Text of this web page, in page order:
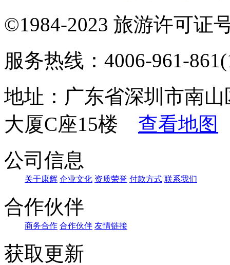
©1984-2023 旅游许可证
服务热线：4006-961-
地址：广东省深圳市南
大厦C座15楼 查看地图
公司信息
关于康辉 企业文化 资质荣誉 付款方式 联系我们
合作伙伴
商务合作 合作伙伴 友情链接
获取更新